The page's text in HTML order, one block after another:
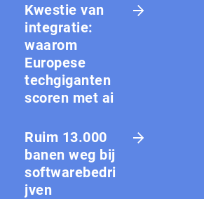
Kwestie van
integratie:
waarom
Europese
techgiganten
scoren met ai
Ruim 13.000
banen weg bij
softwarebedri
jven